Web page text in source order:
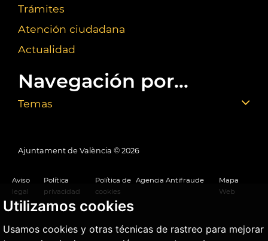
Utilizamos cookies
Usamos cookies y otras técnicas de rastreo para mejorar
Trámites
Atención ciudadana
Actualidad
Navegación por...
Temas
Ajuntament de València © 2026
Aviso
legal
Política
privacidad
Política de
cookies
Agencia Antifraude
Mapa
Web